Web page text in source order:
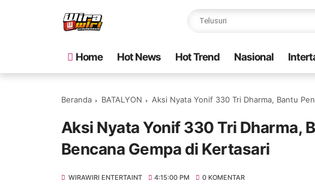
Home Hot News Hot Trend Nasional
Beranda BATALYON Aksi Nyata Yonif 330 Tri Dharma, Bantu
Aksi Nyata Yonif 330 Tri Dharma,
Bencana Gempa di Kertasari
WIRAWIRI ENTERTAINT 4:15:00 PM 0 KOMENTAR